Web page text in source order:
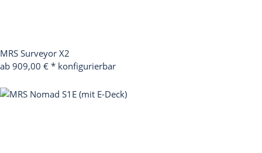
MRS Surveyor X2
ab 909,00 € * konfigurierbar